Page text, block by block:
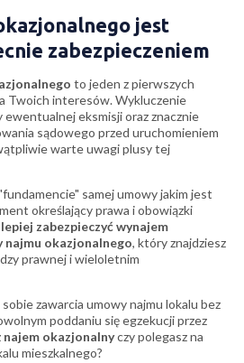
jest
zabezpieczeniem
to jeden z pierwszych
Twoich interesów. Wykluczenie
eksmisji oraz znacznie
sądowego przed uruchomieniem
warte uwagi plusy tej
samej umowy jakim jest
określający prawa i obowiązki
zabezpieczyć wynajem
najmu okazjonalnego, który znajdziesz
prawnej i wieloletnim
zawarcia umowy najmu lokalu bez
poddaniu się egzekucji przez
najem okazjonalnyczy polegasz na
mieszkalnego?